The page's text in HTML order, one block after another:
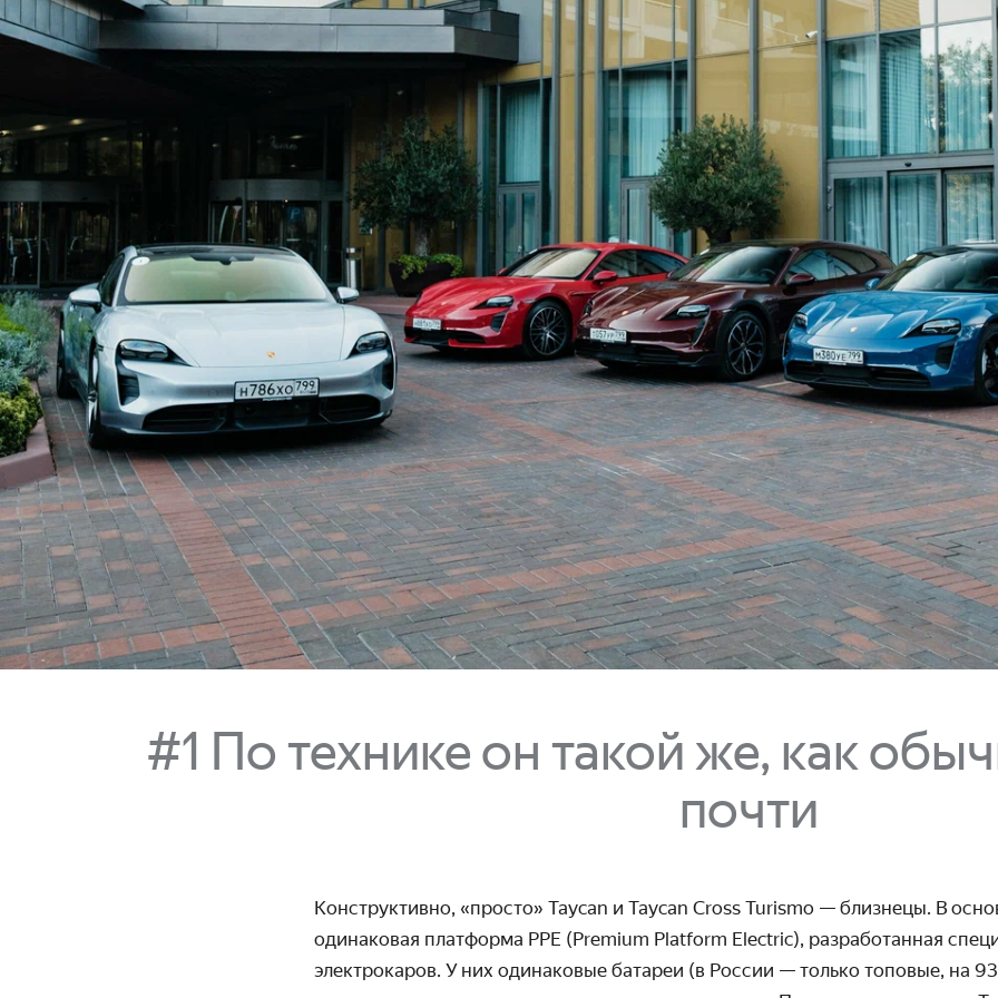
#1 По технике он такой же, как
почти
Конструктивно, «просто» Taycan и Taycan Cross Turismo — близнецы. В
одинаковая платформа PPE (Premium Platform Electric), разработанная
электрокаров. У них одинаковые батареи (в России — только топовые, на